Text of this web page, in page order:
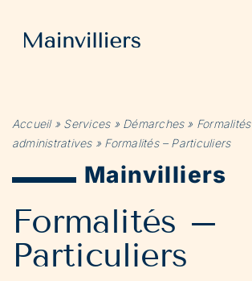
contenu
Accueil» Services» Démarches» Formalités
administratives» Formalités – Particuliers
Mainvilliers
Formalités –
Particuliers